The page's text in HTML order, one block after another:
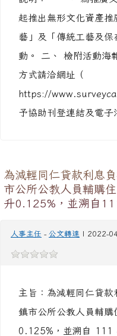
說明： 一、 為推廣文
起推出無形文化資產推
藝」及「傳統工藝及
動。 二、 檢附活動海
予協助刊登連結及電子
為減輕同仁貸款利息
市公所公教人員輔購
人事主任 -公文轉達| 2022-